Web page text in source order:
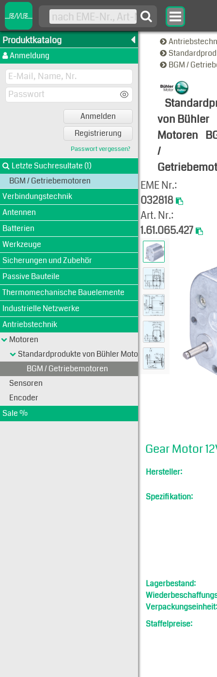
Produktkatalog
Anmeldung
Anmelden
Registrierung
Passwort vergessen?
Letzte Suchresultate (1)
BGM / Getriebemotoren
Verbindungstechnik
Antennen
Batterien
Werkzeuge
Sicherungen und Zubehör
Passive Bauteile
Thermomechanische Bauelemente
Industrielle Netzwerke
Antriebstechnik
Motoren
Standardprodukte von Bühler Motoren
BGM / Getriebemotoren
Sensoren
Encoder
Sale %
BGM /
von Bühler
Motoren
/
Produkt-
EME Nr.:
032818
Art. Nr.:
1.61.065.427
Gear Motor
Hersteller:
Spezifikation:
Lagerbestand:
Verpackungseinheit:
Staffelpreise: